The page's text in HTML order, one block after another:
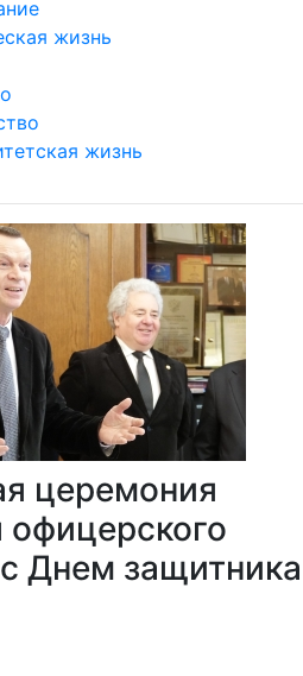
жизнь
жизнь
церемония
офицерского
Днем защитника